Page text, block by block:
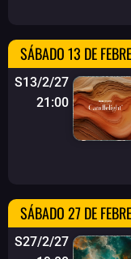
SÁBADO 13 DE
S13/2/27
21:00
SÁBADO 27 DE
S27/2/27